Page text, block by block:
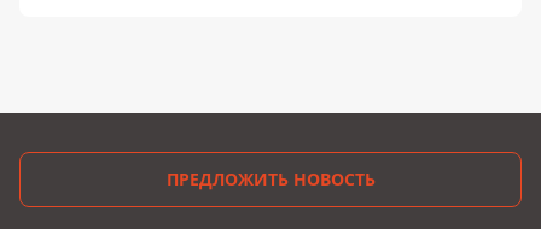
ПРЕДЛОЖИТЬ НОВОСТЬ